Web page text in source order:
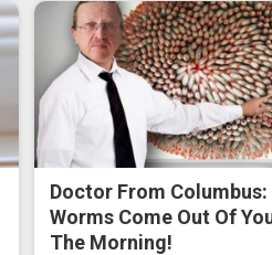
Doctor From Columbus:
Worms Come Out Of
The Morning!